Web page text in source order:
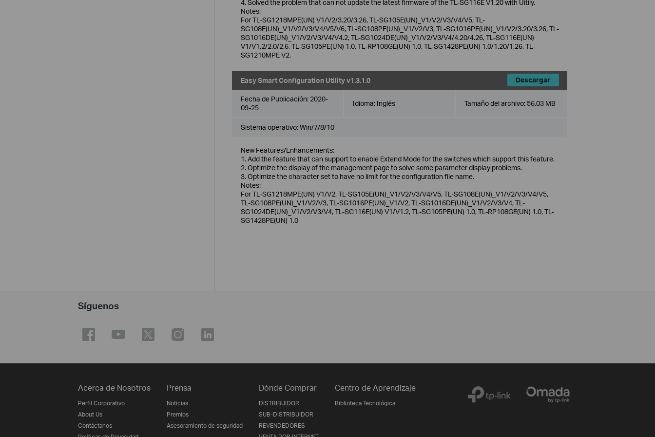
4. Solved the problem that can not update the latest firmware of the TL-SG116E V1.20 with Uitily.
Notes:
For TL-SG1218MPE(UN) V1/V2/3.20/3.26, TL-SG105E(UN)_V1/V2/V3/V4/V5, TL-
SG108E(UN)_V1/V2/V3/V4/V5/V6, TL-SG108PE(UN)_V1/V2/V3, TL-SG1016PE(UN)_V1/V2/3.20/3.26, TL-
SG1016DE(UN)_V1/V2/V3/V4/V4.2, TL-SG1024DE(UN)_V1/V2/V3/V4/4.20/4.26, TL-SG116E(UN)
V1/V1.2/2.0/2.6, TL-SG105PE(UN) 1.0, TL-RP108GE(UN) 1.0, TL-SG1428PE(UN) 1.0/1.20/1.26, TL-
SG1210MPE V2.
Easy Smart Configuration Utility v1.3.1.0 Descargar
Fecha de Publicación: 2020-
09-25
Idioma: Inglés Tamaño del archivo: 56.03 MB
Sistema operativo: Win/7/8/10
New Features/Enhancements:
1. Add the feature that can support to enable Extend Mode for the switches which support this feature.
2. Optimize the display of the management page to solve some parameter display problems.
3. Optimize the character set to have no limit for the configuration file name.
Notes:
For TL-SG1218MPE(UN) V1/V2, TL-SG105E(UN)_V1/V2/V3/V4/V5, TL-SG108E(UN)_V1/V2/V3/V4/V5,
TL-SG108PE(UN)_V1/V2/V3, TL-SG1016PE(UN)_V1/V2, TL-SG1016DE(UN)_V1/V2/V3/V4, TL-
SG1024DE(UN)_V1/V2/V3/V4, TL-SG116E(UN) V1/V1.2, TL-SG105PE(UN) 1.0, TL-RP108GE(UN) 1.0, TL-
SG1428PE(UN) 1.0
Síguenos
Acerca de Nosotros
Perfil Corporativo
About Us
Contáctanos
Prensa
Noticias
Premios
Asesoramiento de seguridad
Dónde Comprar
DISTRIBUIDOR
SUB-DISTRIBUIDOR
REVENDEDORES
Centro de Aprendizaje
Biblioteca Tecnológica